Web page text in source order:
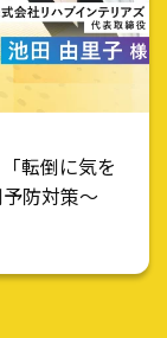
転倒に気を
防対策〜